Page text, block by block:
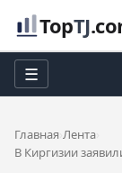
TopTJ
☰
Главная Лента
В Киргизии